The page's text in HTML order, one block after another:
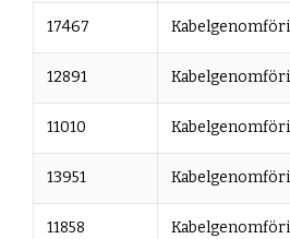
17467
12891
11010
13951
11858